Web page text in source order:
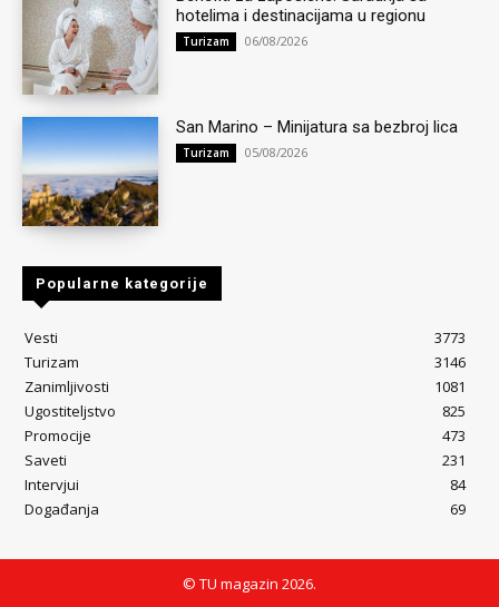
hotelima i destinacijama u regionu
Turizam 06/08/2026
San Marino – Minijatura sa bezbroj lica
Turizam 05/08/2026
Popularne kategorije
Vesti
3773
Turizam
3146
Zanimljivosti
1081
Ugostiteljstvo
825
Promocije
473
Saveti
231
Intervjui
84
Događanja
69
© TU magazin 2026.